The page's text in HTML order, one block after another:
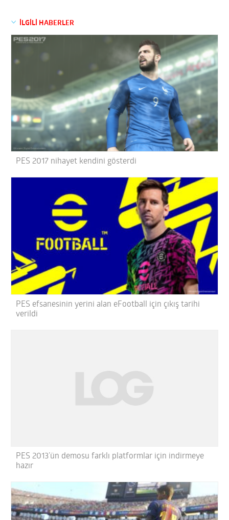
İLGİLİ HABERLER
PES 2017 nihayet kendini gösterdi
PES efsanesinin yerini alan eFootball için çıkış tarihi
verildi
PES 2013’ün demosu farklı platformlar için indirmeye
hazır